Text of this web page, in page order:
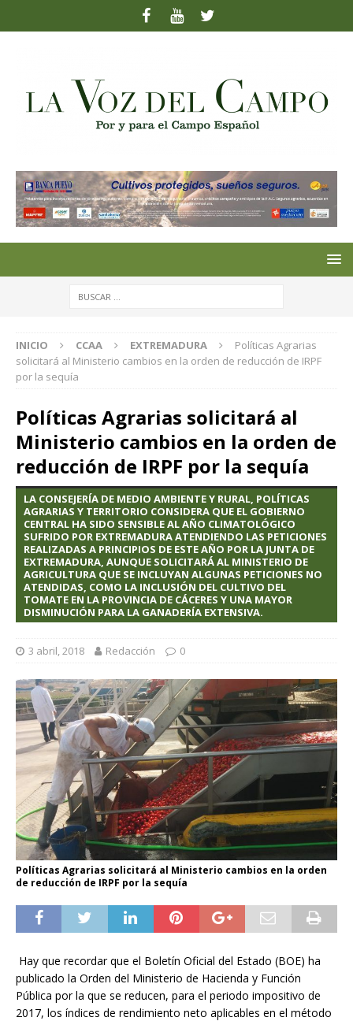
INICIO CCAA EXTREMADURA
Políticas Agrarias
solicitará al Ministerio cambios en la orden de reducción de IRPF
por la sequía
Políticas Agrarias solicitará al
Ministerio cambios en la orden de
reducción de IRPF por la sequía
LA CONSEJERÍA DE MEDIO AMBIENTE Y RURAL, POLÍTICAS
AGRARIAS Y TERRITORIO CONSIDERA QUE EL GOBIERNO
CENTRAL HA SIDO SENSIBLE AL AÑO CLIMATOLÓGICO
SUFRIDO POR EXTREMADURA ATENDIENDO LAS PETICIONES
REALIZADAS A PRINCIPIOS DE ESTE AÑO POR LA JUNTA DE
EXTREMADURA, AUNQUE SOLICITARÁ AL MINISTERIO DE
AGRICULTURA QUE SE INCLUYAN ALGUNAS PETICIONES NO
ATENDIDAS, COMO LA INCLUSIÓN DEL CULTIVO DEL
TOMATE EN LA PROVINCIA DE CÁCERES Y UNA MAYOR
DISMINUCIÓN PARA LA GANADERÍA EXTENSIVA.
3 abril, 2018 Redacción 0
Políticas Agrarias solicitará al Ministerio cambios en la orden
de reducción de IRPF por la sequía
Hay que recordar que el Boletín Oficial del Estado (BOE) ha
publicado la Orden del Ministerio de Hacienda y Función
Pública por la que se reducen, para el periodo impositivo de
2017, los índices de rendimiento neto aplicables en el método